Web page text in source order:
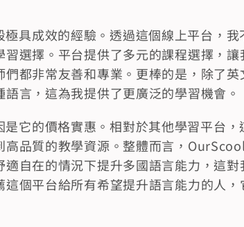
具成效的經驗。透過這個線上平台，我
選擇。平台提供了多元的課程選擇，
都非常友善和專業。更棒的是，除了
言，這為我提供了更廣泛的學習機會。
它的價格實惠。相對於其他學習平台，
品質的教學資源。整體而言，
自在的情況下提升多國語言能力，這
個平台給所有希望提升語言能力的人